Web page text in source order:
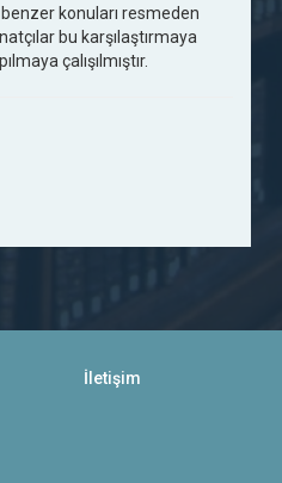
konuları resmeden
bu karşılaştırmaya
çalışılmıştır.
İletişim